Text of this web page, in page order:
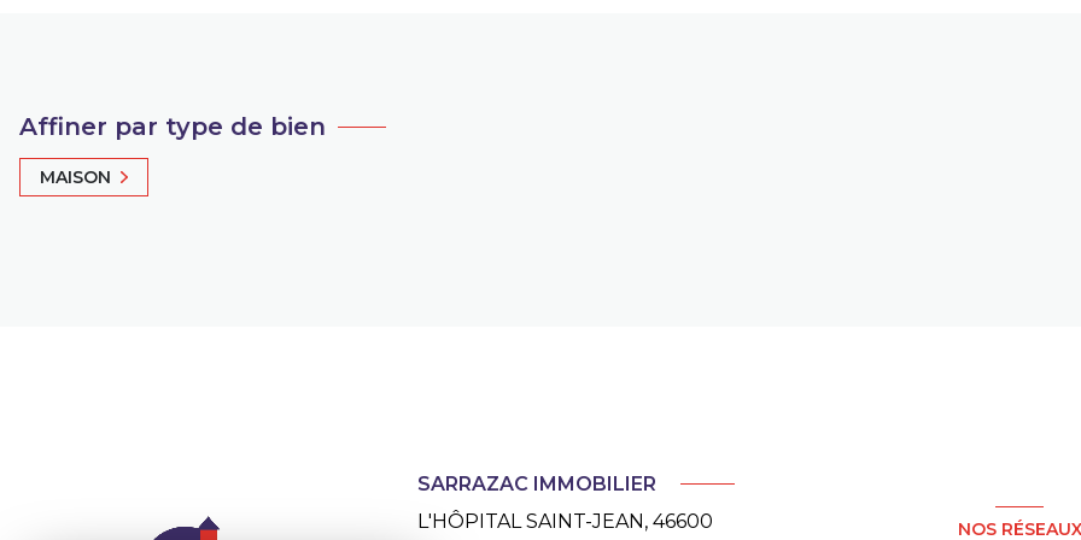
Affiner par type de bien
MAISON
SARRAZAC IMMOBILIER
L'HÔPITAL SAINT-JEAN, 46600
NOS RÉSEAUX